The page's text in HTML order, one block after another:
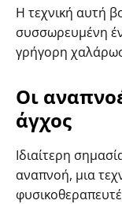
Η τεχνική αυτή
συσσωρευμένη
γρήγορη
Οι
άγχος
Ιδιαίτερη
αναπνοή, μια